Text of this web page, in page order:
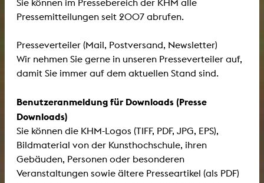
Sie können im Pressebereich der KHM alle
Pressemitteilungen seit 2007 abrufen.
Presseverteiler (Mail, Postversand, Newsletter)
Wir nehmen Sie gerne in unseren Presseverteiler auf,
damit Sie immer auf dem aktuellen Stand sind.
Benutzeranmeldung für Downloads (Presse
Downloads)
Sie können die KHM-Logos (TIFF, PDF, JPG, EPS),
Bildmaterial von der Kunsthochschule, ihren
Gebäuden, Personen oder besonderen
Veranstaltungen sowie ältere Presseartikel (als PDF)